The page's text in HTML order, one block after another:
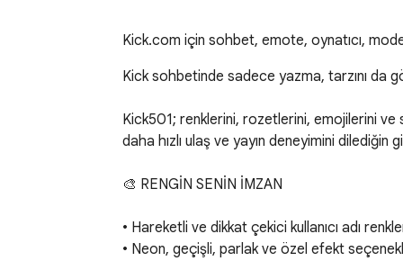
Kick.com için sohbet, emote, oynatıcı,
Kick sohbetinde sadece yazma, tarzını da
Kick501; renklerini, rozetlerini, emojilerini
daha hızlı ulaş ve yayın deneyimini dilediğin
🎨 RENGİN SENİN İMZAN
• Hareketli ve dikkat çekici kullanıcı adı
• Neon, geçişli, parlak ve özel efekt